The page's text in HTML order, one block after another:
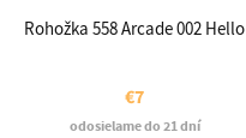
Rohožka 558 Arcade 002 Hello
€7
odosielame do 21 dní